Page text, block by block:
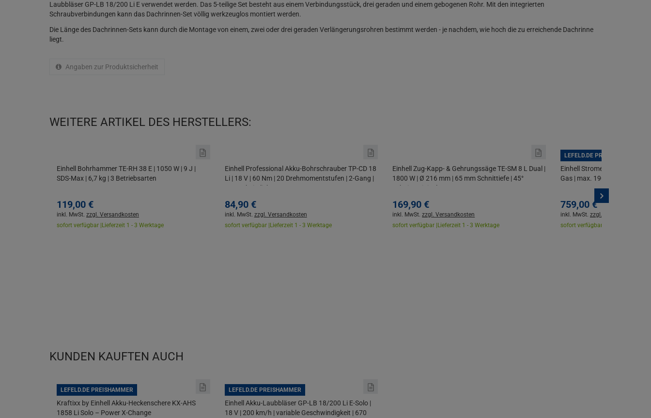
Laubbläser GP-LB 18/200 Li E verwendet werden. Das 5-teilige Set besteht aus einem Verbindungsstück, drei geraden und einem gebogenen Rohr. Mit den integrierten
Schraubverbindungen kann das Dachrinnen-Set völlig werkzeuglos montiert werden.
Die Länge des Dachrinnen-Sets kann durch die Montage von einem, zwei oder drei geraden Verlängerungsrohren bestimmt werden - je nachdem, wie hoch die zu erreichende Dachrinne
liegt.
Angaben zur Produktsicherheit
WEITERE ARTIKEL DES HERSTELLERS:
Einhell Bohrhammer TE-RH 38 E | 1050 W | 9 J |
SDS-Max | 6,7 kg | 3 Betriebsarten
119,00 €
inkl. MwSt. zzgl. Versandkosten
sofort verfügbar | Lieferzeit 1 - 3 Werktage
Einhell Professional Akku-Bohrschrauber TP-CD 18
Li | 18 V | 60 Nm | 20 Drehmomentstufen | 2-Gang |
LED-Arbeitslicht
84,90 €
inkl. MwSt. zzgl. Versandkosten
sofort verfügbar | Lieferzeit 1 - 3 Werktage
Einhell Zug-Kapp- & Gehrungssäge TE-SM 8 L Dual |
1800 W | Ø 216 mm | 65 mm Schnittiefe | 45°
Schnitt | Linienlaser
169,90 €
inkl. MwSt.zzgl. Versandkosten
sofort verfügbar | Lieferzeit 1 - 3 Werktage
LEFELD.DE PREISHAMMER
Einhell Stromerzeuger TE-IG
Gas | max. 1900 W | Inverter |
V + 2x USB-A Anschlüsse |
759,00 €
inkl. MwSt. zzgl. Versandkosten
sofort verfügbar |
KUNDEN KAUFTEN AUCH
LEFELD.DE PREISHAMMER
Kraftixx by Einhell Akku-Heckenschere KX-AHS
1858 Li Solo – Power X-Change
LEFELD.DE PREISHAMMER
Einhell Akku-Laubbläser GP-LB 18/200 Li E-Solo |
18 V | 200 km/h | variable Geschwindigkeit | 670